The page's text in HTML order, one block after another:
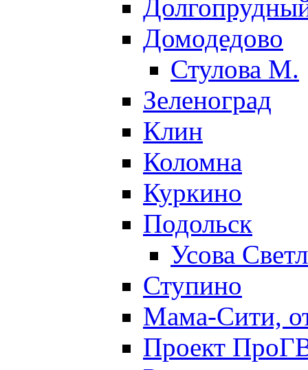
Домодедово
Стулова М.
Зеленоград
Клин
Коломна
Куркино
Подольск
Усова
Ступино
Мама-Сити,
Проект